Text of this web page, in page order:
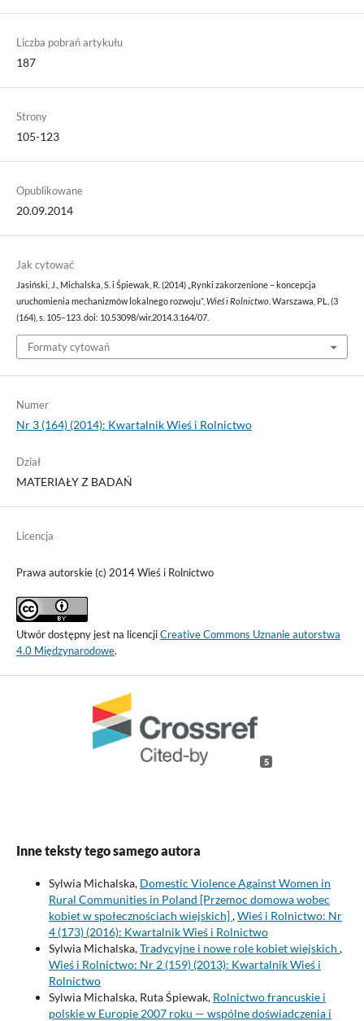
Liczba pobrań artykułu
187
Strony
105-123
Opublikowane
20.09.2014
Jak cytować
Jasiński, J., Michalska, S. i Śpiewak, R. (2014) „Rynki zakorzenione – koncepcja
uruchomienia mechanizmów lokalnego rozwoju”, Wieś i Rolnictwo. Warszawa, PL, (3
(164), s. 105–123. doi: 10.53098/wir.2014.3.164/07.
Formaty cytowań
Numer
Nr 3 (164) (2014): Kwartalnik Wieś i Rolnictwo
Dział
MATERIAŁY Z BADAŃ
Licencja
Prawa autorskie (c) 2014 Wieś i Rolnictwo
Utwór dostępny jest na licencjiCreative Commons Uznanie autorstwa
4.0 Międzynarodowe.
5
Inne teksty tego samego autora
Sylwia Michalska, Domestic Violence Against Women in
Rural Communities in Poland [Przemoc domowa wobec
kobiet w społecznościach wiejskich],Wieś i Rolnictwo: Nr
4 (173) (2016): Kwartalnik Wieś i Rolnictwo
Sylwia Michalska,Tradycyjne i nowe role kobiet wiejskich ,
Wieś i Rolnictwo: Nr 2 (159) (2013): Kwartalnik Wieś i
Rolnictwo
Sylwia Michalska, Ruta Śpiewak, Rolnictwo francuskie i
polskie w Europie 2007 roku — wspólne doświadczenia i